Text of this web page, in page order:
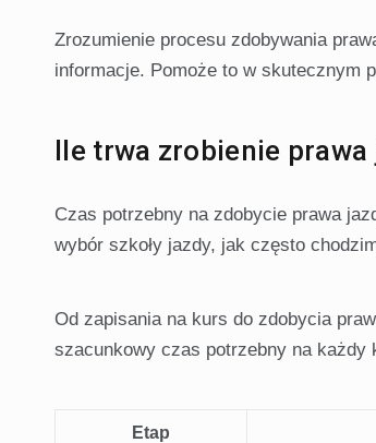
Zrozumienie procesu zdobywania
informacje. Pomoże to w skutecznym
Ile trwa zrobienie prawa
Czas potrzebny na zdobycie prawa
wybór szkoły jazdy, jak często
Od zapisania na kurs do zdobycia
szacunkowy czas potrzebny na każdy
Etap